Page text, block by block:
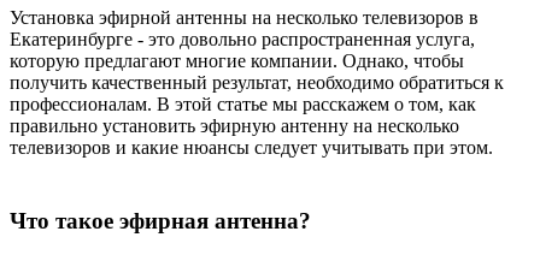
Установка эфирной антенны на несколько телевизоров в
Екатеринбурге - это довольно распространенная услуга,
которую предлагают многие компании. Однако, чтобы
получить качественный результат, необходимо обратиться к
профессионалам. В этой статье мы расскажем о том, как
правильно установить эфирную антенну на несколько
телевизоров и какие нюансы следует учитывать при этом.
Что такое эфирная антенна?